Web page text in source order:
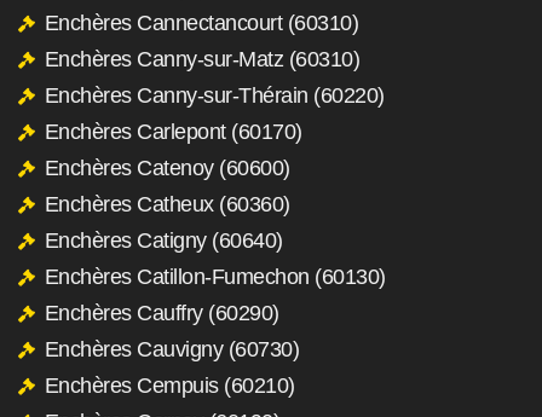
Enchères Cannectancourt (60310)
Enchères Canny-sur-Matz (60310)
Enchères Canny-sur-Thérain (60220)
Enchères Carlepont (60170)
Enchères Catenoy (60600)
Enchères Catheux (60360)
Enchères Catigny (60640)
Enchères Catillon-Fumechon (60130)
Enchères Cauffry (60290)
Enchères Cauvigny (60730)
Enchères Cempuis (60210)